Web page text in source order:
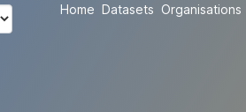
Home Datasets Organisations